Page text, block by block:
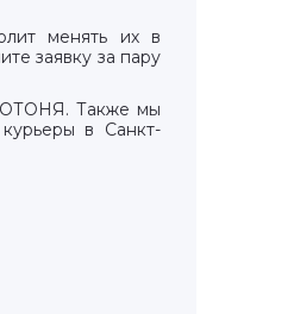
менять их в
заявку за пару
Также мы
в Санкт-